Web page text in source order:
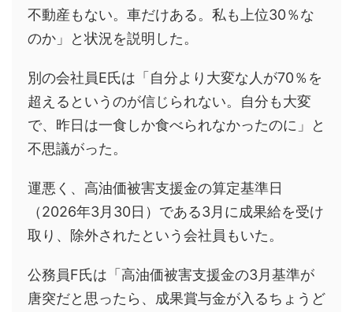
不動産もない。車だけある。私も上位30％な
のか」と状況を説明した。
別の会社員E氏は「自分より大変な人が70％を
超えるというのが信じられない。自分も大変
で、昨日は一食しか食べられなかったのに」と
不思議がった。
運悪く、高油価被害支援金の算定基準日
（2026年3月30日）である3月に成果給を受け
取り、除外されたという会社員もいた。
公務員F氏は「高油価被害支援金の3月基準が
唐突だと思ったら、成果賞与金が入るちょうど